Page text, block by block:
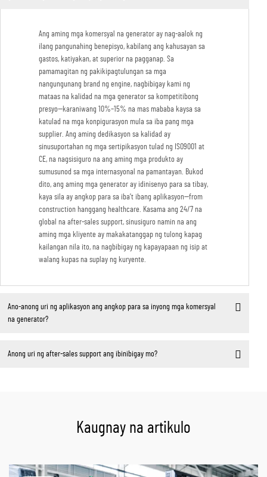
Ang aming mga komersyal na generator ay nag-aalok ng
ilang pangunahing benepisyo, kabilang ang kahusayan sa
gastos, katiyakan, at superior na pagganap. Sa
pamamagitan ng pakikipagtulungan sa mga
nangungunang brand ng engine, nagbibigay kami ng
mataas na kalidad na mga generator sa kompetitibong
presyo—karaniwang 10%–15% na mas mababa kaysa sa
katulad na mga konpigurasyon mula sa iba pang mga
supplier. Ang aming dedikasyon sa kalidad ay
sinusuportahan ng mga sertipikasyon tulad ng ISO9001 at
CE, na nagsisiguro na ang aming mga produkto ay
sumusunod sa mga internasyonal na pamantayan. Bukod
dito, ang aming mga generator ay idinisenyo para sa tibay,
kaya sila ay angkop para sa iba’t ibang aplikasyon—from
construction hanggang healthcare. Kasama ang 24/7 na
global na after-sales support, sinusiguro namin na ang
aming mga kliyente ay makakatanggap ng tulong kapag
kailangan nila ito, na nagbibigay ng kapayapaan ng isip at
walang kupas na suplay ng kuryente.
Ano-anong uri ng aplikasyon ang angkop para sa inyong mga komersyal
na generator?
Anong uri ng after-sales support ang ibinibigay mo?
Kaugnay na artikulo